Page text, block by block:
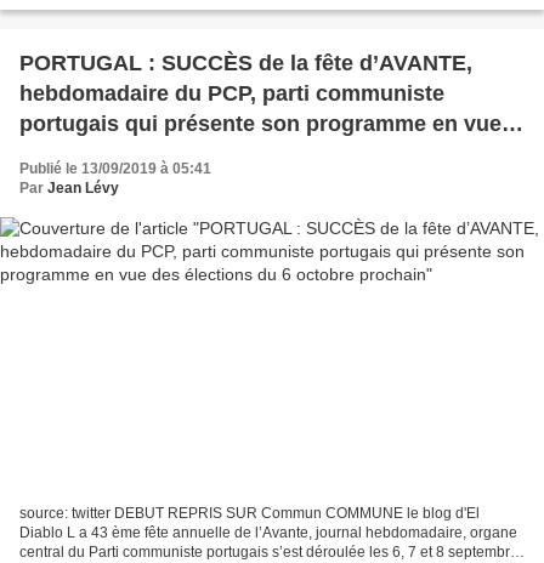
PORTUGAL : SUCCÈS de la fête d’AVANTE,
hebdomadaire du PCP, parti communiste
portugais qui présente son programme en vue
des élections du 6 octobre prochain
Publié le 13/09/2019 à 05:41
Par Jean Lévy
source: twitter DEBUT REPRIS SUR Commun COMMUNE le blog d'El
Diablo L a 43 ème fête annuelle de l’Avante, journal hebdomadaire, organe
central du Parti communiste portugais s’est déroulée les 6, 7 et 8 septembre